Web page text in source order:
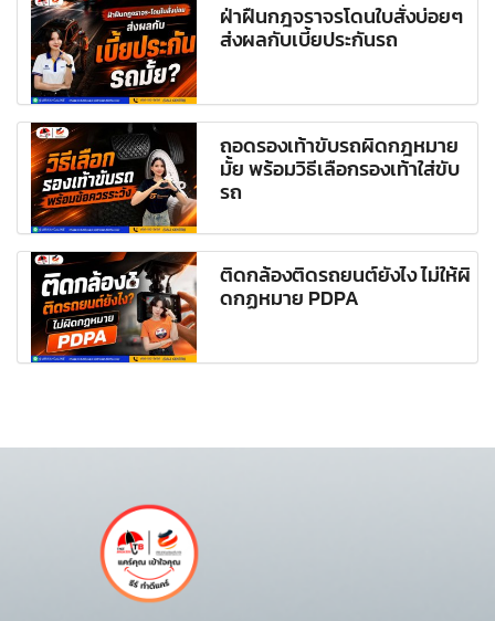
ฝ่าฝืนกฎจราจรโดนใบสั่งบ่อยๆ
ส่งผลกับเบี้ยประกันรถ
ถอดรองเท้าขับรถผิดกฎหมาย
มั้ย พร้อมวิธีเลือกรองเท้าใส่ขับ
รถ
ติดกล้องติดรถยนต์ยังไง ไม่ให้ผิ
ดกฏหมาย PDPA